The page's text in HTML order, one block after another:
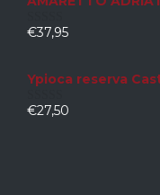
0
€37,95
Ypioca reserva
0
€27,50